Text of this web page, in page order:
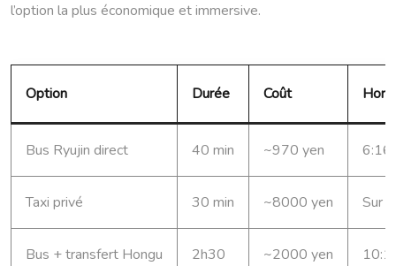
l’option la plus économique et immersive.
Option Durée Coût
Bus Ryujin direct 40 min ~970 yen
Taxi privé 30 min ~8000 yen Sur
Bus + transfert Hongu 2h30 ~2000 yen